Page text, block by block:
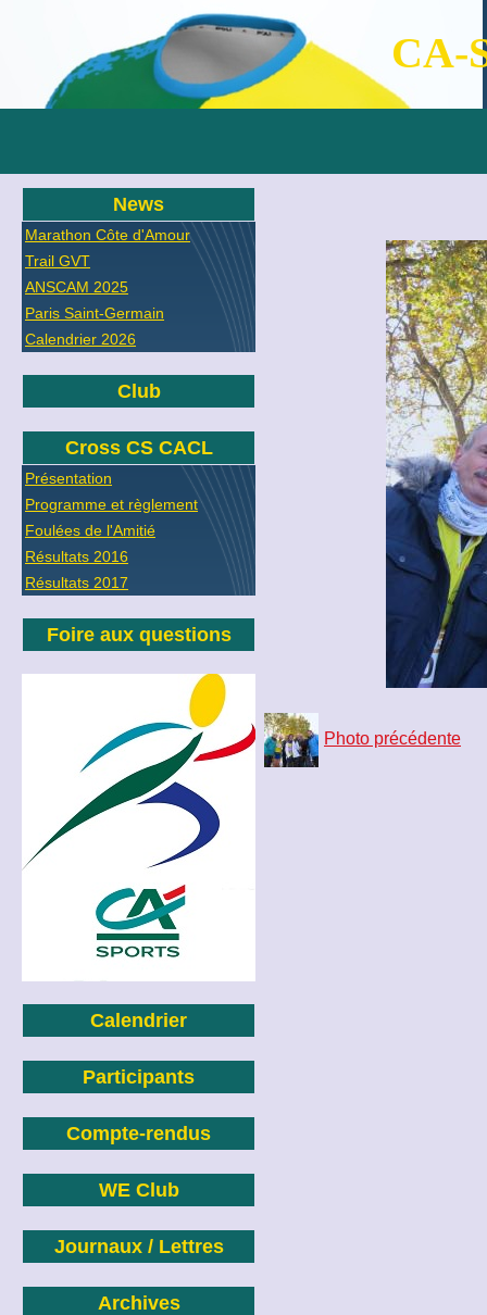
CA-
News
Marathon Côte d'Amour
Trail GVT
ANSCAM 2025
Paris Saint-Germain
Calendrier 2026
Club
Cross CS CACL
Présentation
Programme et règlement
Foulées de l'Amitié
Résultats 2016
Résultats 2017
Foire aux questions
Calendrier
Participants
Compte-rendus
WE Club
Journaux / Lettres
Archives
Photo précédente